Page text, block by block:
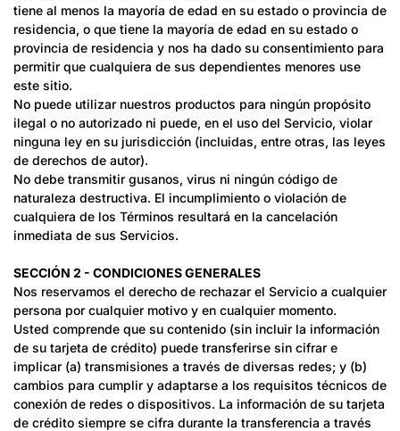
tiene al menos la mayoría de edad en su estado o provincia de
residencia, o que tiene la mayoría de edad en su estado o
provincia de residencia y nos ha dado su consentimiento para
permitir que cualquiera de sus dependientes menores use
este sitio.
No puede utilizar nuestros productos para ningún propósito
ilegal o no autorizado ni puede, en el uso del Servicio, violar
ninguna ley en su jurisdicción (incluidas, entre otras, las leyes
de derechos de autor).
No debe transmitir gusanos, virus ni ningún código de
naturaleza destructiva. El incumplimiento o violación de
cualquiera de los Términos resultará en la cancelación
inmediata de sus Servicios.
SECCIÓN 2 - CONDICIONES GENERALES
Nos reservamos el derecho de rechazar el Servicio a cualquier
persona por cualquier motivo y en cualquier momento.
Usted comprende que su contenido (sin incluir la información
de su tarjeta de crédito) puede transferirse sin cifrar e
implicar (a) transmisiones a través de diversas redes; y (b)
cambios para cumplir y adaptarse a los requisitos técnicos de
conexión de redes o dispositivos. La información de su tarjeta
de crédito siempre se cifra durante la transferencia a través